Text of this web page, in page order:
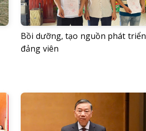
Bồi dưỡng, tạo nguồn phát triển
đảng viên